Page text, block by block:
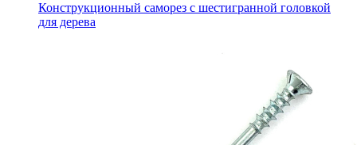
Конструкционный саморез с шестигранной головкой
для дерева